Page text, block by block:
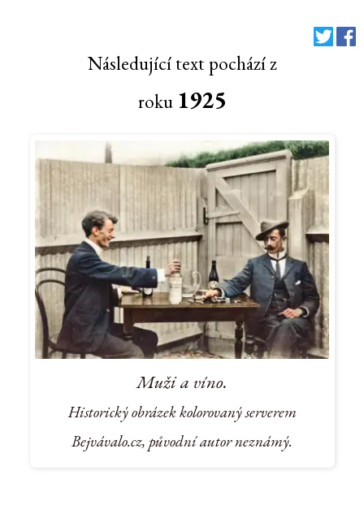
Následující text pochází z
roku 1925
Muži a víno.
Historický obrázek kolorovaný serverem
Bejvávalo.cz, původní autor neznámý.